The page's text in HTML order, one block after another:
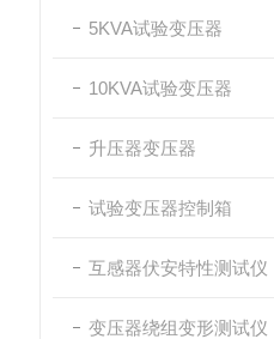
5KVA试验变压器
10KVA试验变压器
升压器变压器
试验变压器控制箱
互感器伏安特性测试仪
变压器绕组变形测试仪